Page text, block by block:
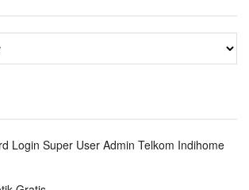
Login Super User Admin Telkom Indihome